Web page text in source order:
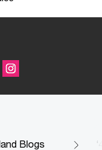
Blogs